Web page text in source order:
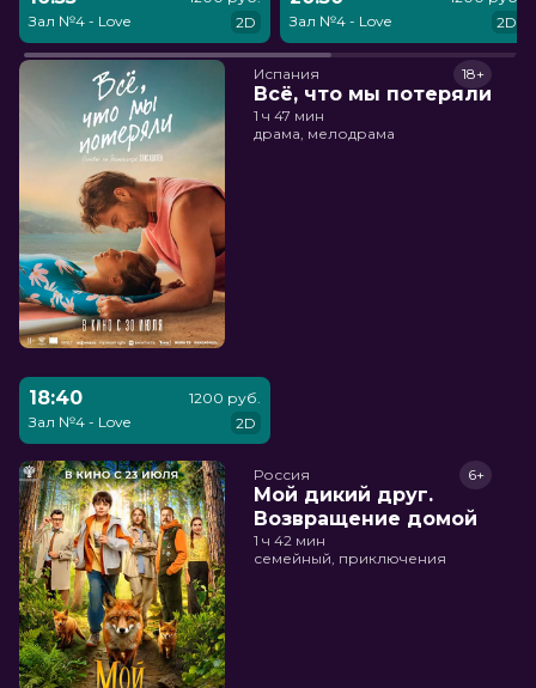
Зал №4 - Love
2D
Зал №4 - Love
2D
Испания
Всё, что мы потеряли
18+
1 ч 47 мин
драма, мелодрама
18:40
Зал №4 - Love
1200 руб.
2D
Россия
Мой дикий друг.
Возвращение домой
6+
1 ч 42 мин
семейный, приключения